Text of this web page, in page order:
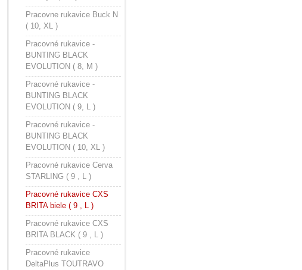
Pracovne rukavice Buck N
( 10, XL )
Pracovné rukavice -
BUNTING BLACK
EVOLUTION ( 8, M )
Pracovné rukavice -
BUNTING BLACK
EVOLUTION ( 9, L )
Pracovné rukavice -
BUNTING BLACK
EVOLUTION ( 10, XL )
Pracovné rukavice Cerva
STARLING ( 9 , L )
Pracovné rukavice CXS
BRITA biele ( 9 , L )
Pracovné rukavice CXS
BRITA BLACK ( 9 , L )
Pracovné rukavice
DeltaPlus TOUTRAVO